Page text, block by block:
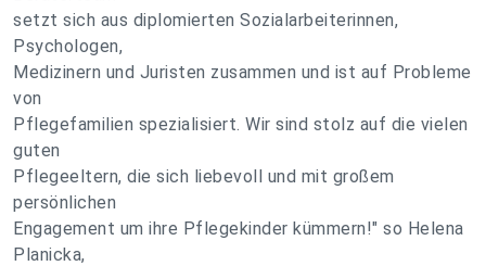
setzt sich aus diplomierten Sozialarbeiterinnen,
Psychologen,
Medizinern und Juristen zusammen und ist auf Probleme
von
Pflegefamilien spezialisiert. Wir sind stolz auf die vielen
guten
Pflegeeltern, die sich liebevoll und mit großem
persönlichen
Engagement um ihre Pflegekinder kümmern!" so Helena
Planicka,